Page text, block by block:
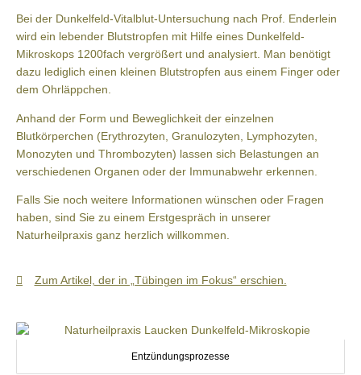
Bei der Dunkelfeld-Vitalblut-Untersuchung nach Prof. Enderlein
wird ein lebender Blutstropfen mit Hilfe eines Dunkelfeld-
Mikroskops 1200fach vergrößert und analysiert. Man benötigt
dazu lediglich einen kleinen Blutstropfen aus einem Finger oder
dem Ohrläppchen.
Anhand der Form und Beweglichkeit der einzelnen
Blutkörperchen (Erythrozyten, Granulozyten, Lymphozyten,
Monozyten und Thrombozyten) lassen sich Belastungen an
verschiedenen Organen oder der Immunabwehr erkennen.
Falls Sie noch weitere Informationen wünschen oder Fragen
haben, sind Sie zu einem Erstgespräch in unserer
Naturheilpraxis ganz herzlich willkommen.
Zum Artikel, der in „Tübingen im Fokus“ erschien.
Entzündungsprozesse